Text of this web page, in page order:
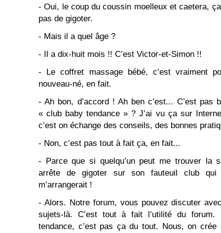
- Oui, le coup du coussin moelleux et caetera,
pas de gigoter.
- Mais il a quel âge ?
- Il a dix-huit mois !! C’est Victor-et-Simon !!
- Le coffret massage bébé, c’est vraiment
nouveau-né, en fait.
- Ah bon, d’accord ! Ah ben c’est... C’est pas
« club baby tendance » ? J’ai vu ça sur
c’est on échange des conseils, des bonnes
- Non, c’est pas tout à fait ça, en fait...
- Parce que si quelqu’un peut me trouver la
arrête de gigoter sur son fauteuil club
m’arrangerait !
- Alors. Notre forum, vous pouvez discuter
sujets-là. C’est tout à fait l’utilité du forum.
tendance, c’est pas ça du tout. Nous, on